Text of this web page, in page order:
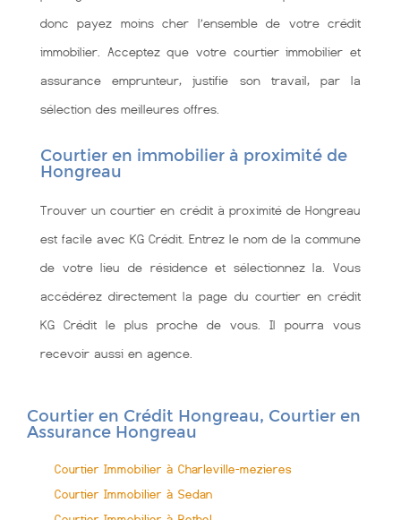
donc payez moins cher l’ensemble de votre crédit
immobilier. Acceptez que votre courtier immobilier et
assurance emprunteur, justifie son travail, par la
sélection des meilleures offres.
Courtier en immobilier à proximité de
Hongreau
Trouver un courtier en crédit à proximité de Hongreau
est facile avec KG Crédit. Entrez le nom de la commune
de votre lieu de résidence et sélectionnez la. Vous
accédérez directement la page du courtier en crédit
KG Crédit le plus proche de vous. Il pourra vous
recevoir aussi en agence.
Courtier en Crédit Hongreau, Courtier en
Assurance Hongreau
Courtier Immobilier à Charleville-mezieres
Courtier Immobilier à Sedan